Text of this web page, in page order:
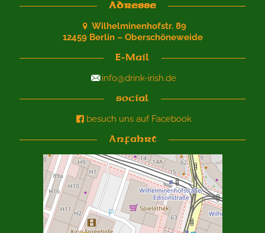
Adresse
Wilhelminenhofstr. 89
12459 Berlin – Oberschöneweide
E-Mail
info@drink-irish.de
social
besuch uns auf Facebook
Anfahrt